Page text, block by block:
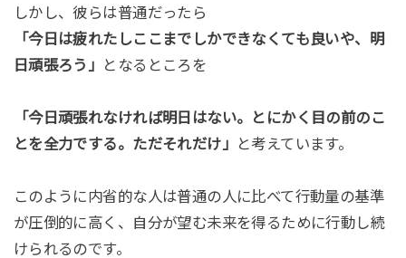
しかし、彼らは普通だったら
「今日は疲れたしここまでしかできなくても良いや、明
日頑張ろう」
となるところを
「今日頑張れなければ明日はない。とにかく目の前のこ
とを全力でする。ただそれだけ」
と考えています。
このように内省的な人は普通の人に比べて行動量の基準
が圧倒的に高く、自分が望む未来を得るために行動し続
けられるのです。